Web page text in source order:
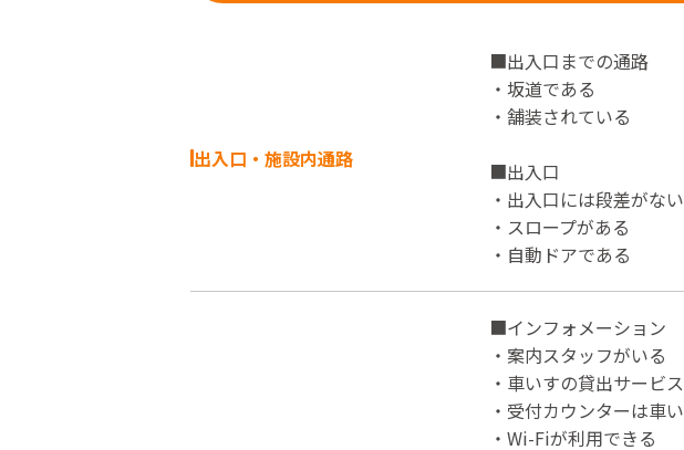
出入口・施設内通路
■出入口までの通路
・坂道である
・舗装されている
■出入口
・出入口には段差がない
・スロープがある
・自動ドアである
■インフォメーション
・案内スタッフがいる
・車いすの貸出サービ
・受付カウンターは車
・Wi-Fiが利用できる